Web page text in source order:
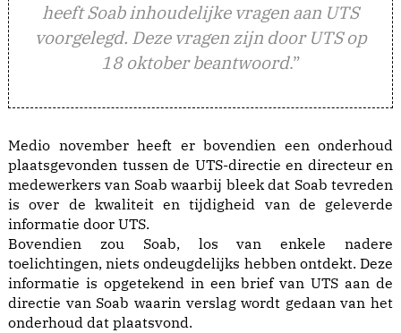
heeft Soab inhoudelijke vragen aan UTS
voorgelegd. Deze vragen zijn door UTS op
18 oktober beantwoord.”
Medio november heeft er bovendien een onderhoud
plaatsgevonden tussen de UTS-directie en directeur en
medewerkers van Soab waarbij bleek dat Soab tevreden
is over de kwaliteit en tijdigheid van de geleverde
informatie door UTS.
Bovendien zou Soab, los van enkele nadere
toelichtingen, niets ondeugdelijks hebben ontdekt. Deze
informatie is opgetekend in een brief van UTS aan de
directie van Soab waarin verslag wordt gedaan van het
onderhoud dat plaatsvond.